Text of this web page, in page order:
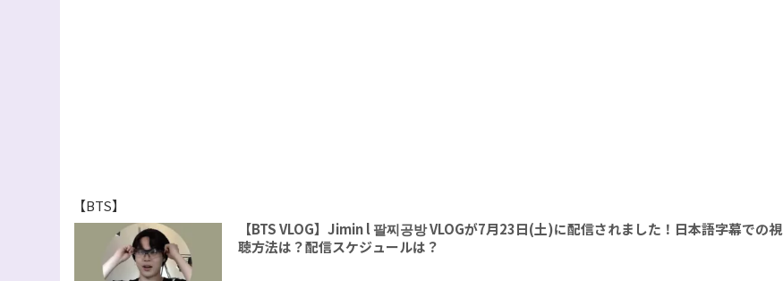
【BTS】
【BTS VLOG】Jimin l 팔찌공방 VLOGが7月23日(土)に配信されました！日本語字幕での視
聴方法は？配信スケジュールは？